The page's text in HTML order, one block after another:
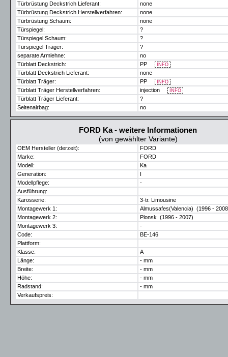
none
Türbrüstung Deckstrich Lieferant:
none
Türbrüstung Deckstrich Herstellverfahren:
none
Türbrüstung Schaum:
?
Türspiegel:
?
Türspiegel Schaum:
?
Türspiegel Träger:
no
separate Armlehne:
PP
INFO
Türblatt Deckstrich:
none
Türblatt Deckstrich Lieferant:
PP
INFO
Türblatt Träger:
injection
INFO
Türblatt Träger Herstellverfahren:
?
Türblatt Träger Lieferant:
no
Seitenairbag:
FORD Ka - weitere Informationen
(von gewählter Variante)
FORD
OEM Hersteller (derzeit):
FORD
Marke:
Ka
Modell:
I
Generation:
-
Modellpflege:
Ausführung:
3-tr. Limousine
Karosserie:
Almussafes(Valencia) (1996 -
Montagewerk 1:
Plonsk (1996 - 2007)
Montagewerk 2:
-
Montagewerk 3:
BE-146
Code:
Plattform:
A
Klasse:
- mm
Länge:
- mm
Breite:
- mm
Höhe:
- mm
Radstand:
Verkaufspreis: